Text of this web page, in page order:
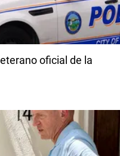
oficial de la